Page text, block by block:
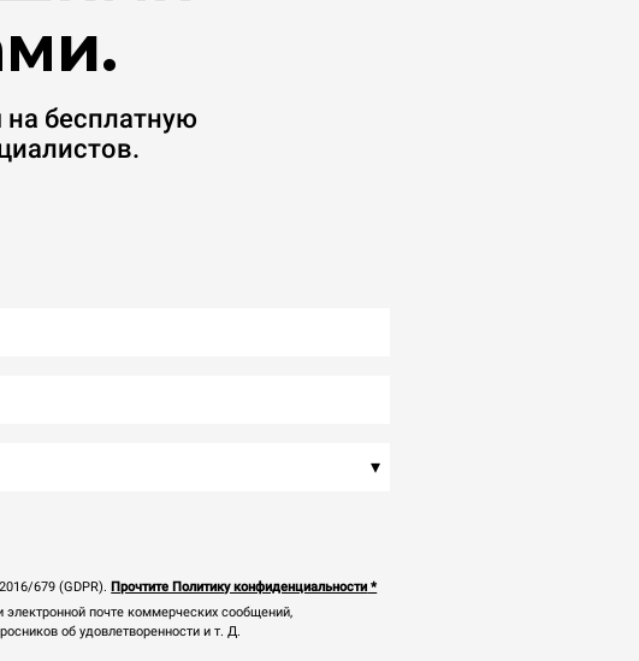
бесплатную
▾
679 (GDPR). Прочтите Политику конфиденциальности *
почте коммерческих сообщений,
об удовлетворенности и т. Д.